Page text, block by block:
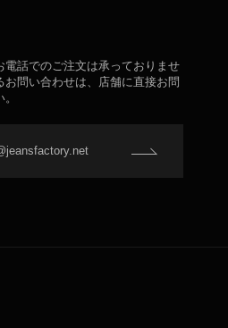
話でのご注文は承っておりませ
お問い合わせは、店舗に直接お問